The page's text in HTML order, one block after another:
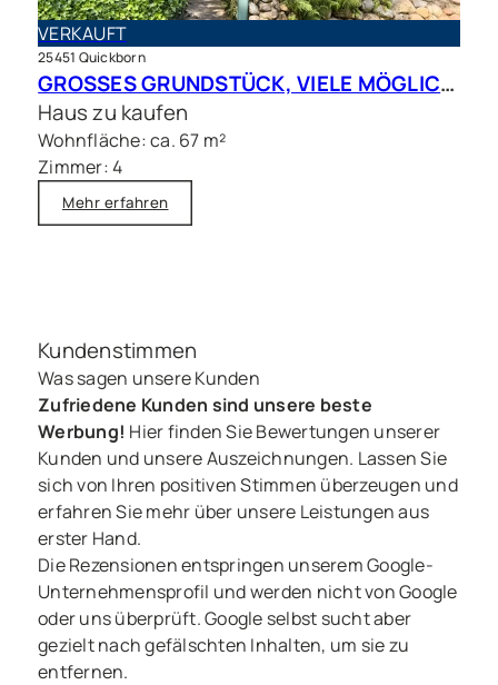
VERKAUFT
25451 Quickborn
GROSSES GRUNDSTÜCK, VIELE MÖGLICHKEITEN – Charmantes Siedlungshaus in Top Lage
Haus zu kaufen
Wohnfläche: ca. 67 m²
Zimmer: 4
Mehr erfahren
Kundenstimmen
Was sagen unsere Kunden
Zufriedene Kunden sind unsere beste
Werbung! Hier finden Sie Bewertungen unserer
Kunden und unsere Auszeichnungen. Lassen Sie
sich von Ihren positiven Stimmen überzeugen und
erfahren Sie mehr über unsere Leistungen aus
erster Hand.
Die Rezensionen entspringen unserem Google-
Unternehmensprofil und werden nicht von Google
oder uns überprüft. Google selbst sucht aber
gezielt nach gefälschten Inhalten, um sie zu
entfernen.